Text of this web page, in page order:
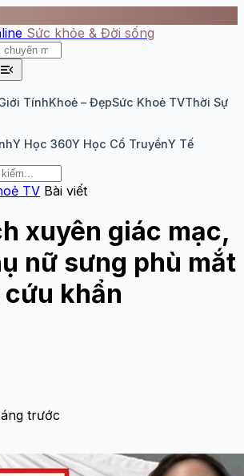
Sức khỏe & Đời sống
menu_open
TínhKhoẻ – ĐẹpSức Khoẻ TVThời Sự
Y Học 360Y Học Cổ TruyềnY Tế
TV Bài viết
xuyên giác mạc,
nữ sưng phù mắt
khẩn
trước